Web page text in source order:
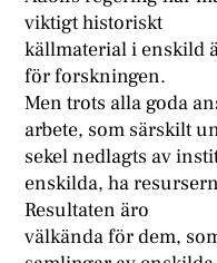
viktigt historiskt
källmaterial i enskild
för forskningen.
Men trots alla goda
arbete, som särskilt
sekel nedlagts av
enskilda, ha
Resultaten äro
välkända för dem,